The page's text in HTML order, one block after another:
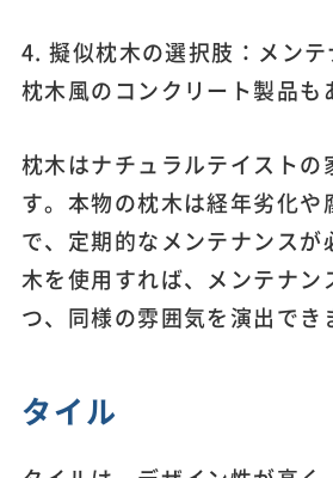
4. 擬似枕木の選択肢：メン
枕木風のコンクリート製品も
枕木はナチュラルテイストの
す。本物の枕木は経年劣化や
で、定期的なメンテナンスが
木を使用すれば、メンテナン
つ、同様の雰囲気を演出でき
タイル